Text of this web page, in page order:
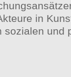
in
und